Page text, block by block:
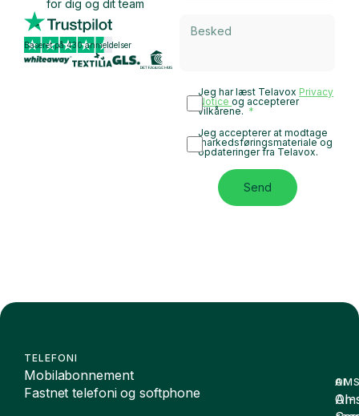
for dig og dit team
Baseret på 430 anmeldelser
Jeg har læst Telavox Privacy
Noticeog accepterer
vilkårene.
Jeg accepterer at modtage
markedsføringsmateriale og
opdateringer fra Telavox.
Send
TELEFONI
Mobilabonnement
Fastnet telefoni og softphone
AI
AI-